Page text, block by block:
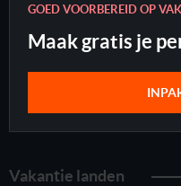
GOED VOORBEREID OP
Maak gratis je
Vakantie landen